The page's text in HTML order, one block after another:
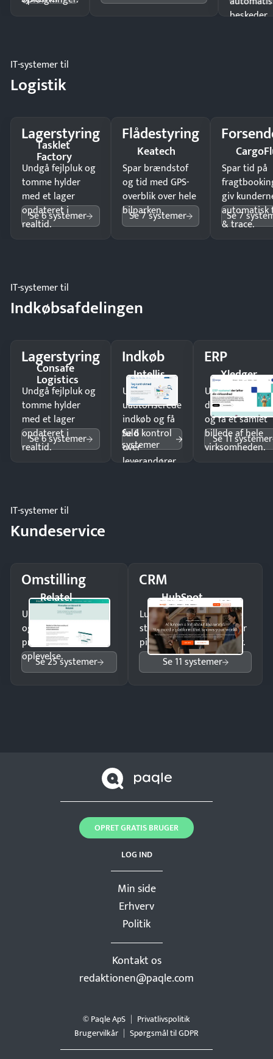
beskeder.
IT-systemer til
Logistik
Lagerstyring
Tasklet
Factory
Undgå fejlpluk og
tomme hylder
med et lager
opdateret i
realtid.
Se 6 systemer
Flådestyring
Keatech
Spar brændstof
og tid med GPS-
overblik over hele
bilparken.
Se 7 systemer
Spar tid på
giv
automatisk
& trace.
Se 7
IT-systemer til
Indkøbsafdelingen
Lagerstyring
Consafe
Logistics
Undgå fejlpluk og
tomme hylder
med et lager
opdateret i
realtid.
Se 6 systemer
Indkøb
Intellis
Undgå
uautoriserede
indkøb og få
fuld kontrol
over
leverandører
Se 6
systemer
ERP
Xledger
Undgå
og få ét samlet
billede af hele
virksomheden.
Se 11 systemer
IT-systemer til
Kundeservice
Omstilling
Relatel
Undgå tabte opkald
og giv kunderne en
professionel
oplevelse.
Se 25 systemer
CRM
HubSpot
Luk flere salg med et
struktureret overblik over
pipeline og opfølgninger.
Se 11 systemer
Min side
Erhverv
Politik
Kontakt os
redaktionen@paqle.com
LOG IND
OPRET GRATIS BRUGER
© Paqle ApS
Privatlivspolitik
Brugervilkår
Spørgsmål til GDPR